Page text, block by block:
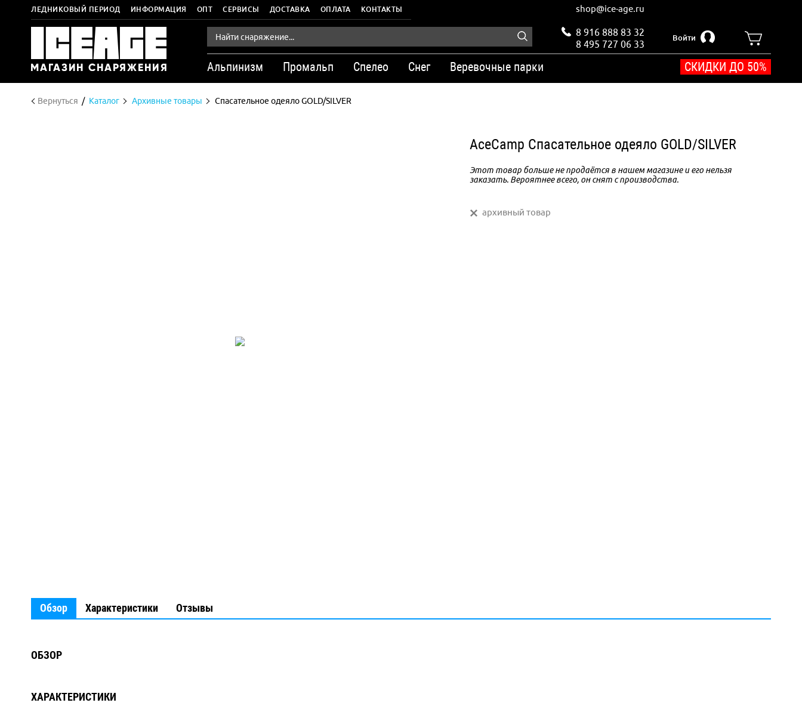
ЛЕДНИКОВЫЙ ПЕРИОД ИНФОРМАЦИЯ ОПТ СЕРВИСЫ ДОСТАВКА ОПЛАТА КОНТАКТЫ shop@ice-age.ru
8 916 888 83 32
8 495 727 06 33
Войти
Альпинизм Промальп Спелео Снег Веревочные парки СКИДКИ ДО 50%
Вернуться Каталог Архивные товары Спасательное одеяло GOLD/SILVER
AceCamp Спасательное одеяло GOLD/SILVER
Этот товар больше не продаётся в нашем магазине и его нельзя
заказать. Вероятнее всего, он снят с производства.
архивный товар
Обзор Характеристики Отзывы
ОБЗОР
ХАРАКТЕРИСТИКИ